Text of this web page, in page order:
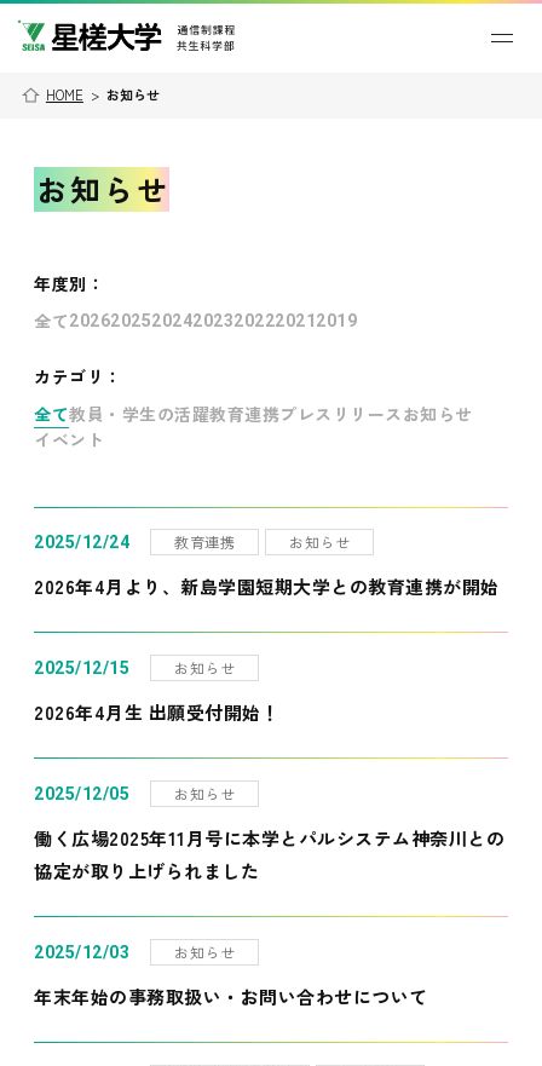
HOME > お知らせ
お知らせ
年度別 ：
全て202620252024202320222021 2019
カテゴリ：
全て教員・学生の活躍教育連携プレスリリース お知らせ
イベント
2025/12/24 教育連携 お知らせ
2026年4月より、新島学園短期大学との教育連携が開始
2025/12/15 お知らせ
2026年4月生 出願受付開始！
2025/12/05 お知らせ
働く広場2025年11月号に本学とパルシステム神奈川との
協定が取り上げられました
2025/12/03 お知らせ
年末年始の事務取扱い・お問い合わせについて